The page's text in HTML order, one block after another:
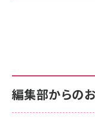
編集部からの